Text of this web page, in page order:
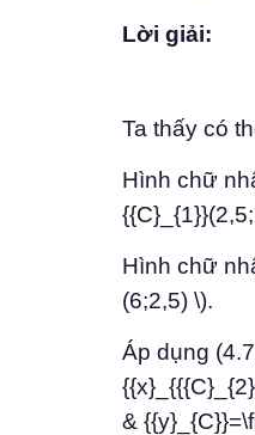
Lời giải:
Ta thấy có
Hình chữ
Hình chữ
(6;2,5) \).
Áp dụng
&